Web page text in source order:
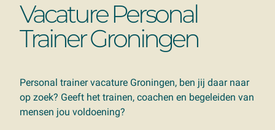
Vacature Personal
Trainer Groningen
Personal trainer vacature Groningen, ben jij daar naar
op zoek? Geeft het trainen, coachen en begeleiden van
mensen jou voldoening?